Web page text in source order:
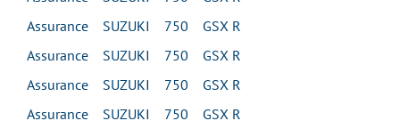
Assurance SUZUKI 750 GSX R
Assurance SUZUKI 750 GSX R
Assurance SUZUKI 750 GSX R
Assurance SUZUKI 750 GSX R